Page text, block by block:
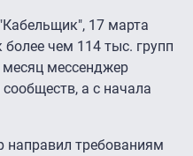
17 марта
более чем 114 тыс. групп
месяц мессенджер
а с начала
направил требованиям